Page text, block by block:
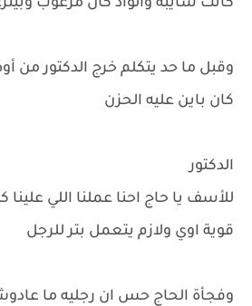
كانت سايبة والواد كان مرعوب
وقبل ما حد يتكلم خرج الدكتور من
كان باين عليه الحزن
الدكتور
للأسف يا حاج احنا عملنا اللي علينا
قوية اوي ولازم يتعمل بتر للرجل
وفجأة الحاج حس ان رجليه ما